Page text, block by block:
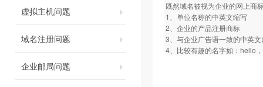
虚拟主机问题
域名注册问题
企业邮局问题
既然域名被视为企业的网上商
1、单位名称的中英文缩写
2、企业的产品注册商标
3、与企业广告语一致的中英
4、比较有趣的名字如：hello